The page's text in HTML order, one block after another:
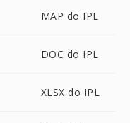
MAP do IPL
DOC do IPL
XLSX do IPL